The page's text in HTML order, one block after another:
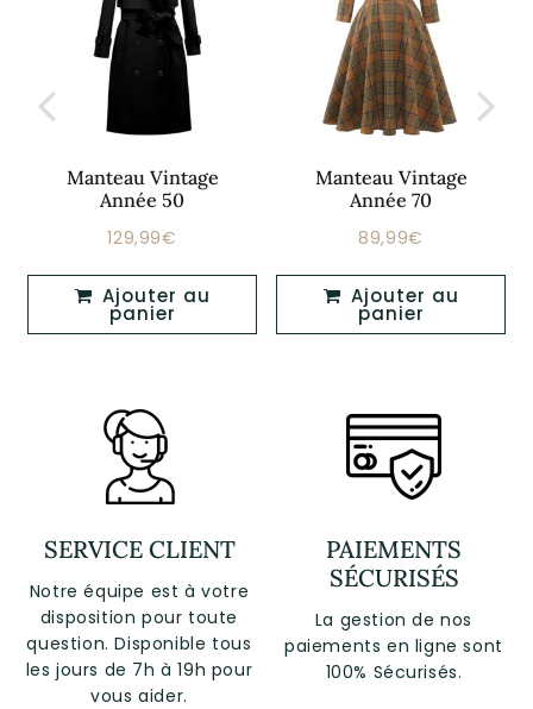
Manteau Vintage
Année 50
Prix
129,99€
panier
Manteau Vintage
Année 70
Prix
89,99€
panier
SERVICE CLIENT
Notre équipe est à votre
disposition pour toute
question. Disponible tous
les jours de 7h à 19h pour
vous aider.
PAIEMENTS
SÉCURISÉS
La gestion de nos
paiements en ligne sont
100% Sécurisés.